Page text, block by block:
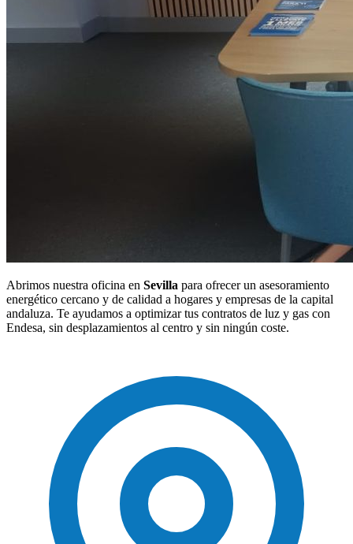
Abrimos nuestra oficina en Sevilla para ofrecer un asesoramiento
energético cercano y de calidad a hogares y empresas de la capital
andaluza. Te ayudamos a optimizar tus contratos de luz y gas con
Endesa, sin desplazamientos al centro y sin ningún coste.